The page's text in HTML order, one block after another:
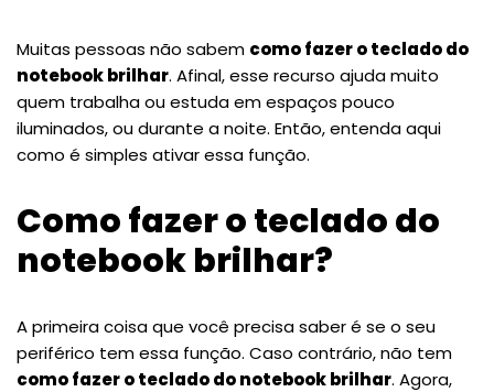
Muitas pessoas não sabem como fazer o teclado do
notebook brilhar. Afinal, esse recurso ajuda muito
quem trabalha ou estuda em espaços pouco
iluminados, ou durante a noite. Então, entenda aqui
como é simples ativar essa função.
Como fazer o teclado do
notebook brilhar?
A primeira coisa que você precisa saber é se o seu
periférico tem essa função. Caso contrário, não tem
como fazer o teclado do notebook brilhar. Agora,